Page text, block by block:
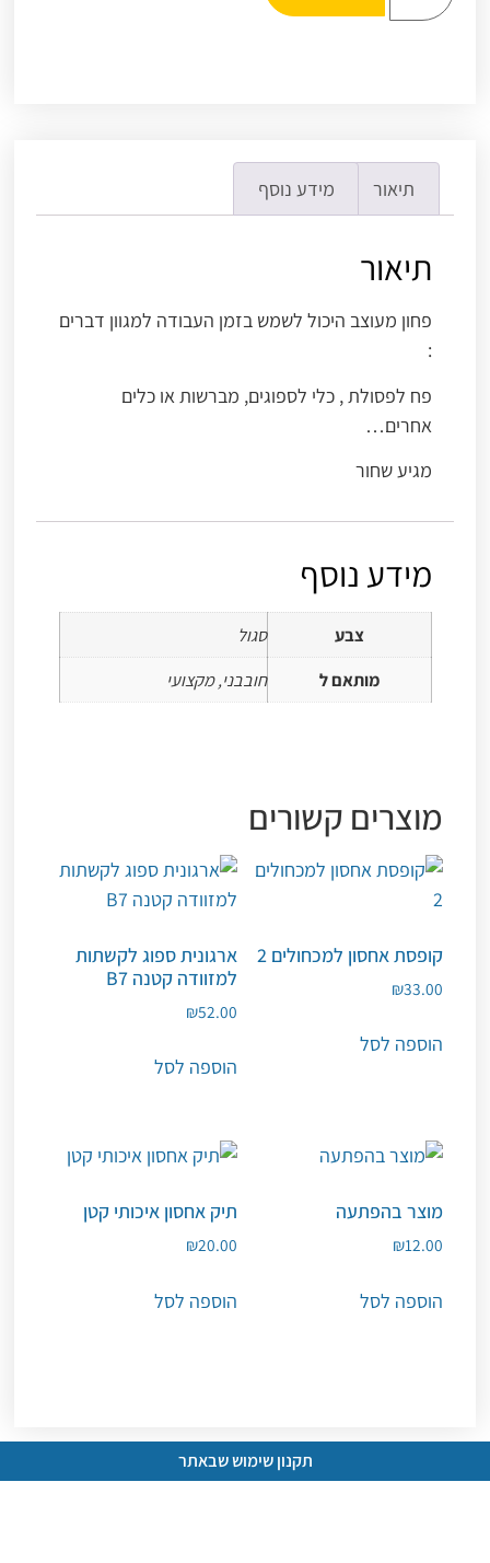
תיאור מידע נוסף
תיאור
פחון מעוצב היכול לשמש בזמן העבודה למגוון דברים
:
פח לפסולת , כלי לספוגים, מברשות או כלים
אחרים…
מגיע שחור
מידע נוסף
צבע
סגול
מותאם ל
חובבני, מקצועי
מוצרים קשורים
קופסת אחסון למכחולים 2
₪33.00
הוספה לסל
ארגונית ספוג לקשתות
למזוודה קטנה B7
₪52.00
הוספה לסל
מוצר בהפתעה
₪12.00
הוספה לסל
תיק אחסון איכותי קטן
₪20.00
הוספה לסל
תקנון שימוש שבאתר